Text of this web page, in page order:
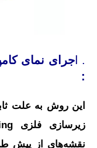
. ا
:
این روش به علت
نقشه‌های از پیش